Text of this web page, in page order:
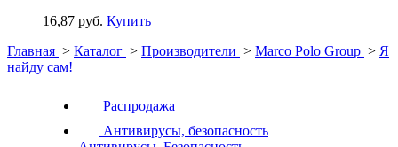
16,87 руб. Купить
Главная > Каталог > Производители > Marco Polo Group > Я
найду сам!
Распродажа
Антивирусы, безопасность